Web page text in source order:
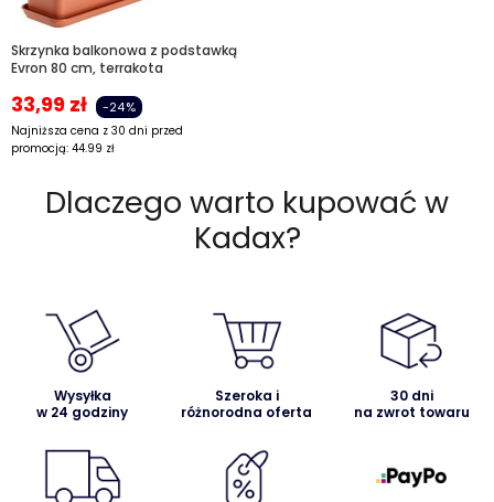
Skrzynka balkonowa z podstawką
Evron 80 cm, terrakota
33,99 zł -24%
Najniższa cena z 30 dni przed
promocją: 44.99 zł
Dlaczego warto kupować w
Kadax?
Wysyłka
w 24 godziny
Szeroka i
różnorodna oferta
30 dni
na zwrot towaru